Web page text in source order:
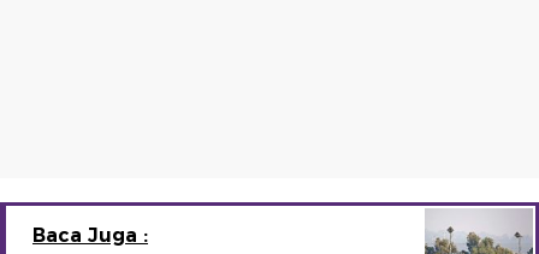
Baca Juga :